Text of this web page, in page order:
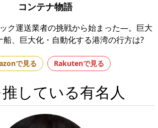
コンテナ物語
ク運送業者の挑戦から始まった―。巨大
船、巨大化・自動化する港湾の行方は?
で見る Rakutenで見る
している有名人